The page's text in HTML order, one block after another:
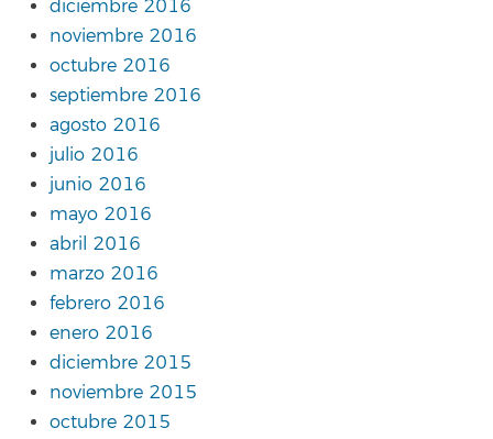
diciembre 2016
noviembre 2016
octubre 2016
septiembre 2016
agosto 2016
julio 2016
junio 2016
mayo 2016
abril 2016
marzo 2016
febrero 2016
enero 2016
diciembre 2015
noviembre 2015
octubre 2015